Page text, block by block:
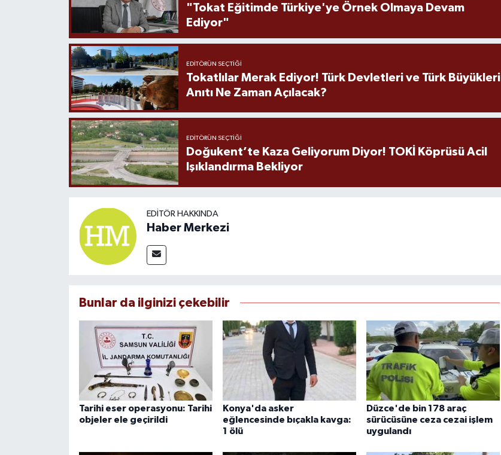
"Tokat Eğitimde Türkiye'ye Örnek Olmaya Devam
Ediyor"
EDITÖRÜN SEÇTIĞI
Tokatlılar Merak Ediyor! Türk Devletleri ve Türk Büyükleri
Anıtı Ne Zaman Açılacak?
EDITÖRÜN SEÇTIĞI
Doğukent’te Kaza Geliyorum Diyor! TOKİ Köprüsü Acil
Işıklandırma Bekliyor
EDITÖR HAKKINDA
Haber Merkezi
Bunlar da ilginizi çekebilir
Tarihi eser operasyonu: Tarihi
objeler ele geçirildi
Konya'da asker
eğlencesinde bıçakla kavga:
1 ölü
Düzce'de bin 178 araç
sürücüsüne ceza cezai işlem
uygulandı